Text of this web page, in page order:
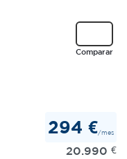
Comparar
294 €/mes
20.990 €